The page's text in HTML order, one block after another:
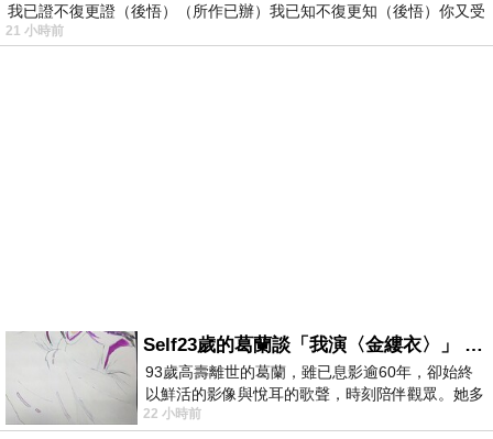
我已證不復更證（後悟）（所作已辦）我已知不復更知（後悟）你又受
21 小時前
Self23歲的葛蘭談「我演〈金縷衣〉」 #戀上老電影 #粟子 #葛蘭
93歲高壽離世的葛蘭，雖已息影逾60年，卻始終
以鮮活的影像與悅耳的歌聲，時刻陪伴觀眾。她多
才多藝、陽光開朗的形象，不僅保留在電影
22 小時前